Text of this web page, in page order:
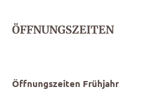
ÖFFNUNGSZEITEN
Öffnungszeiten Frühjahr